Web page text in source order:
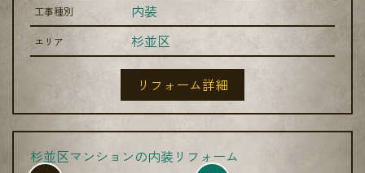
工事種別 内装
エリア 杉並区
リフォーム詳細
杉並区マンションの内装リフォーム